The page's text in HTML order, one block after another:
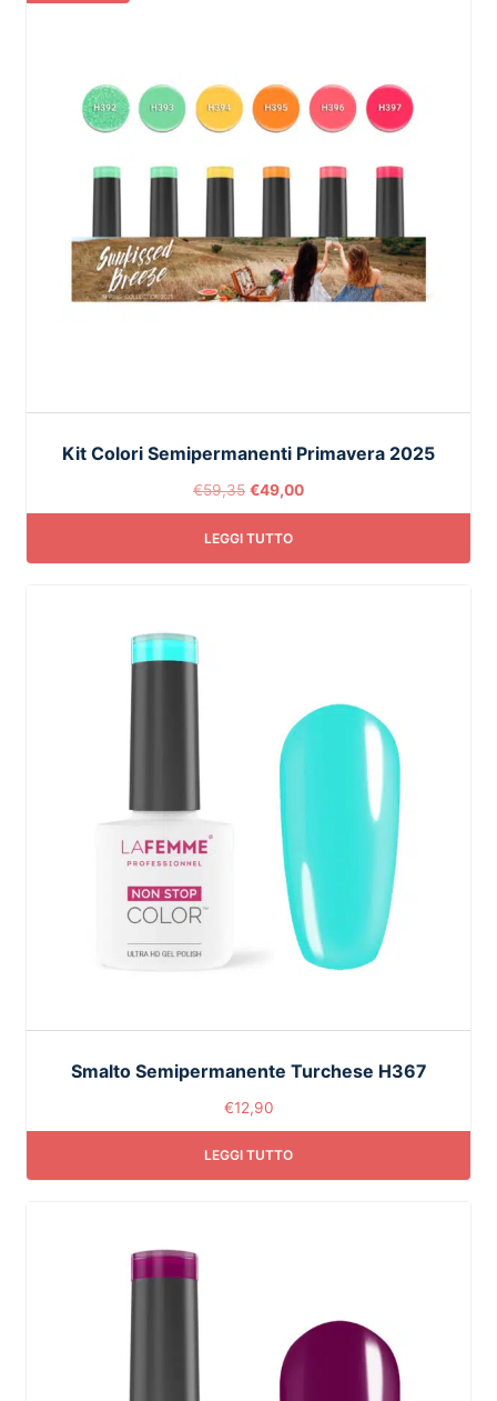
Kit Colori Semipermanenti Primavera 2025
€59,35 €49,00
LEGGI TUTTO
Smalto Semipermanente Turchese H367
€12,90
LEGGI TUTTO